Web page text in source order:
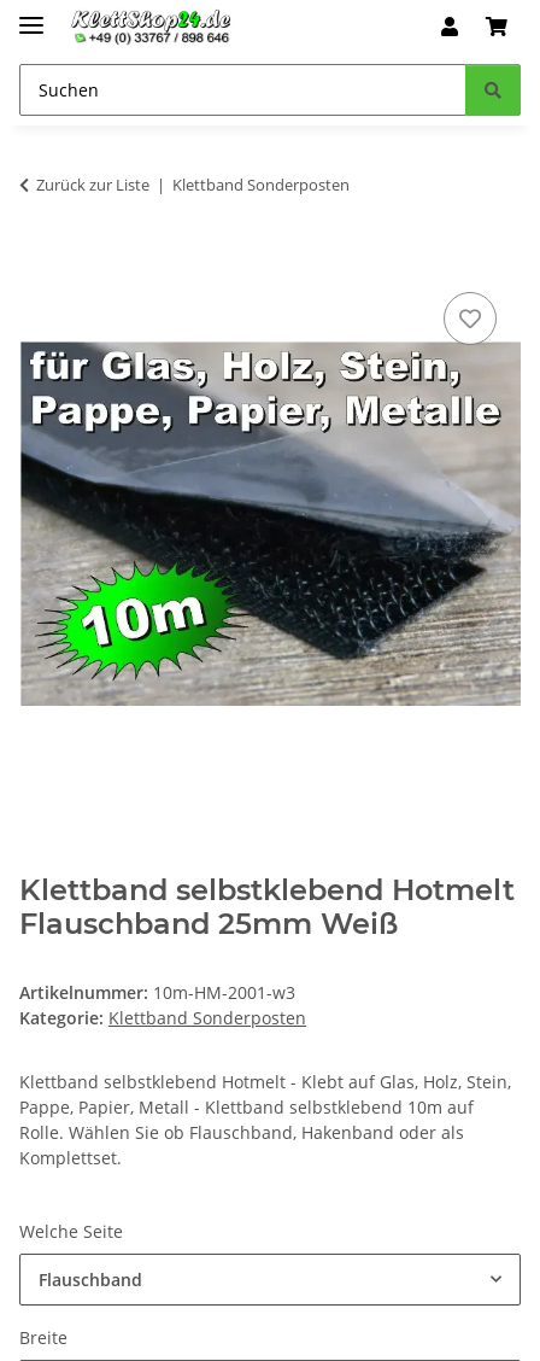
Zurück zur Liste Klettband Sonderposten
Klettband selbstklebend Hotmelt
Flauschband 25mm Weiß
Artikelnummer: 10m-HM-2001-w3
Kategorie: Klettband Sonderposten
Klettband selbstklebend Hotmelt - Klebt auf Glas, Holz, Stein,
Pappe, Papier, Metall - Klettband selbstklebend 10m auf
Rolle. Wählen Sie ob Flauschband, Hakenband oder als
Komplettset.
Welche Seite
Flauschband
Breite